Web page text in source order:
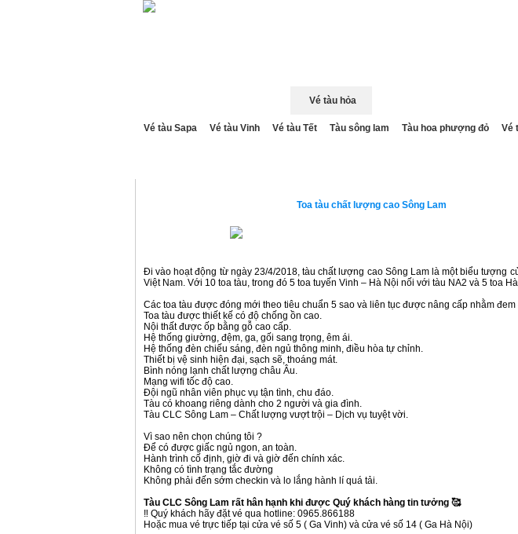
Vé tàu hỏa
Vé tàu Sapa Vé tàu Vinh Vé tàu Tết Tàu sông lam Tàu hoa phượng đỏ Vé
Toa tàu chất lượng cao Sông Lam
Đi vào hoạt động từ ngày 23/4/2018, tàu chất lượng cao Sông Lam là một biểu tượng
Việt Nam. Với 10 toa tàu, trong đó 5 toa tuyến Vinh – Hà Nội nối với tàu NA2 và 5 toa
Các toa tàu được đóng mới theo tiêu chuẩn 5 sao và liên tục được nâng cấp nhằm
Toa tàu được thiết kế có độ chống ồn cao.
Nội thất được ốp bằng gỗ cao cấp.
Hệ thống giường, đệm, ga, gối sang trọng, êm ái.
Hệ thống đèn chiếu sáng, đèn ngủ thông minh, điều hòa tự chỉnh.
Thiết bị vệ sinh hiện đại, sạch sẽ, thoáng mát.
Bình nóng lạnh chất lượng châu Âu.
Mạng wifi tốc độ cao.
Đội ngũ nhân viên phục vụ tận tình, chu đáo.
Tàu có khoang riêng dành cho 2 người và gia đình.
Tàu CLC Sông Lam – Chất lượng vượt trội – Dịch vụ tuyệt vời.
Vì sao nên chọn chúng tôi ?
Để có được giấc ngủ ngon, an toàn.
Hành trình cố định, giờ đi và giờ đến chính xác.
Không có tình trạng tắc đường
Không phải đến sớm checkin và lo lắng hành lí quá tải.
Tàu CLC Sông Lam rất hân hạnh khi được Quý khách hàng tin tưởng 🥰
‼️ Quý khách hãy đặt vé qua hotline: 0965.866188
Hoặc mua vé trực tiếp tại cửa vé số 5 ( Ga Vinh) và cửa vé số 14 ( Ga Hà Nội)